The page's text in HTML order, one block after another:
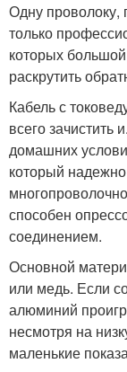
Одну проволоку,
только
которых
раскрутить
Кабель с
всего зачистить
домашних
который
способен
соединением.
Основной
или медь. Если
алюминий
несмотря на
маленькие